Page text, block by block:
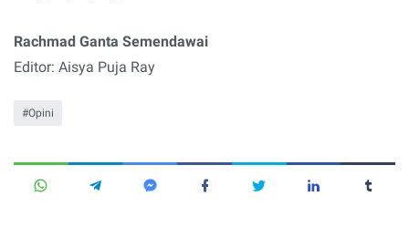
Rachmad Ganta Semendawai
Editor: Aisya Puja Ray
Opini